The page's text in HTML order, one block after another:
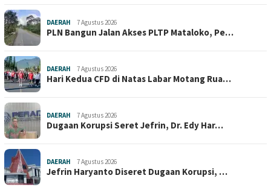
DAERAH 7 Agustus 2026
PLN Bangun Jalan Akses PLTP Mataloko, Pe…
DAERAH 7 Agustus 2026
Hari Kedua CFD di Natas Labar Motang Rua…
DAERAH 7 Agustus 2026
Dugaan Korupsi Seret Jefrin, Dr. Edy Har…
DAERAH 7 Agustus 2026
Jefrin Haryanto Diseret Dugaan Korupsi, …